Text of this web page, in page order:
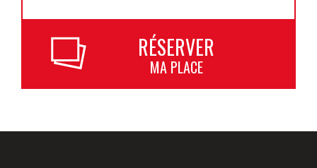
RÉSERVER
MA PLACE